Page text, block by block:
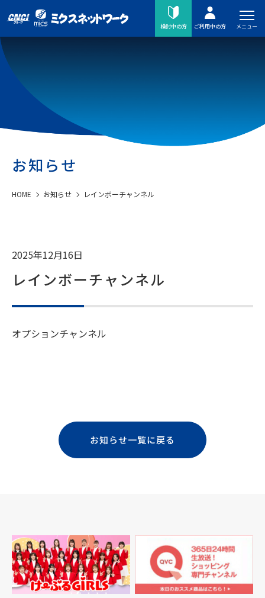
検討中の方 ご利用中の方 メニュー
お知らせ
HOME お知らせ レインボーチャンネル
2025年12月16日
レインボーチャンネル
オプションチャンネル
お知らせ一覧に戻る